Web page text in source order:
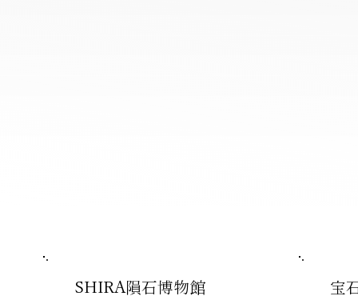
SHIRA隕石博物館 宝